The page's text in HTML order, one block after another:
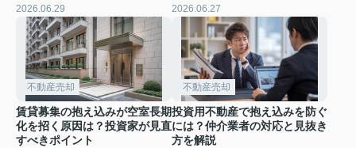
2026.06.29 2026.06.27
不動産売却
賃貸募集の抱え込みが空室長期
化を招く原因は？投資家が見直
すべきポイント
不動産売却
投資用不動産で抱え込みを防ぐ
には？仲介業者の対応と見抜き
方を解説